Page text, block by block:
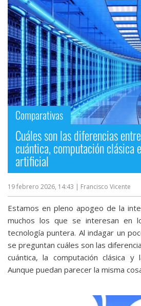
Comparativas
Cuáles son las diferencias
cuántica, computación clásica
artificial
19 febrero 2026, 14:43 | Francisco Vicente
Estamos en pleno apogeo de la
muchos los que se interesan en
tecnología puntera. Al indagar un
se preguntan cuáles son las
cuántica, la computación clásica y
Aunque puedan parecer la misma